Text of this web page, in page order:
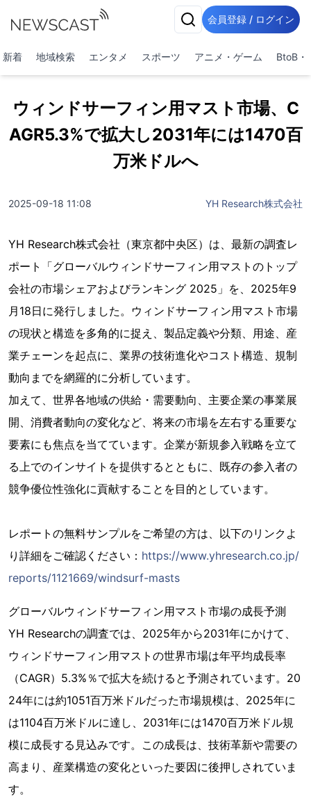
会員登録 / ログイン
新着 地域検索 エンタメ スポーツ アニメ・ゲーム BtoB・
ウィンドサーフィン用マスト市場、C
AGR5.3%で拡大し2031年には1470百
万米ドルへ
2025-09-18 11:08 YH Research株式会社
YH Research株式会社（東京都中央区）は、最新の調査レ
ポート「グローバルウィンドサーフィン用マストのトップ
会社の市場シェアおよびランキング 2025」を、2025年9
月18日に発行しました。ウィンドサーフィン用マスト市場
の現状と構造を多角的に捉え、製品定義や分類、用途、産
業チェーンを起点に、業界の技術進化やコスト構造、規制
動向までを網羅的に分析しています。
加えて、世界各地域の供給・需要動向、主要企業の事業展
開、消費者動向の変化など、将来の市場を左右する重要な
要素にも焦点を当てています。企業が新規参入戦略を立て
る上でのインサイトを提供するとともに、既存の参入者の
競争優位性強化に貢献することを目的としています。
レポートの無料サンプルをご希望の方は、以下のリンクよ
り詳細をご確認ください： https://www.yhresearch.co.jp/
reports/1121669/windsurf-masts
グローバルウィンドサーフィン用マスト市場の成長予測
YH Researchの調査では、2025年から2031年にかけて、
ウィンドサーフィン用マストの世界市場は年平均成長率
（CAGR）5.3%％で拡大を続けると予測されています。20
24年には約1051百万米ドルだった市場規模は、2025年に
は1104百万米ドルに達し、2031年には1470百万米ドル規
模に成長する見込みです。この成長は、技術革新や需要の
高まり、産業構造の変化といった要因に後押しされていま
す。